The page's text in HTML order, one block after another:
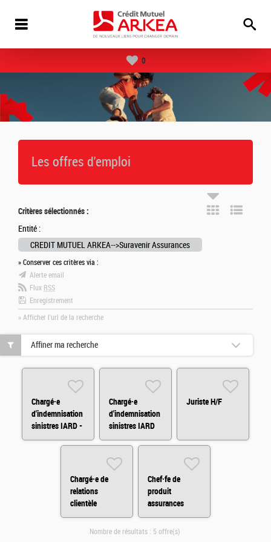
0
Les offres d'emploi
Critères sélectionnés :
Entité :
CREDIT MUTUEL ARKEA-->Suravenir Assurances
» Conserver ces critères via :
Alerte email
Flux RSS
Enregistrement
» Afficher l'url de la recherche
Chargé·e
d'indemnisation
sinistres IARD -
CDD H/F
Chargé·e
d'indemnisation
sinistres IARD
H/F
Juriste H/F
Chargé·e de
relations
clientèle
Assurances en
BtoB (CDD) H/F
Chef·fe de
produit
assurances
dommages H/F
Affiner ma recherche
Nombre de résultats : 5 offre(s)